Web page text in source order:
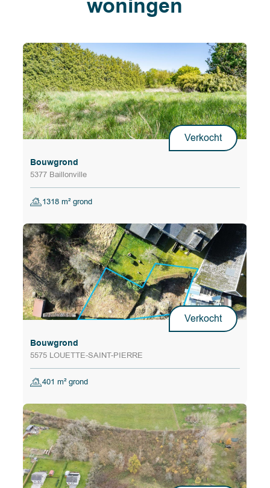
woningen
Verkocht
Bouwgrond
5377 Baillonville
1318 m² grond
Verkocht
Bouwgrond
5575 LOUETTE-SAINT-PIERRE
401 m² grond